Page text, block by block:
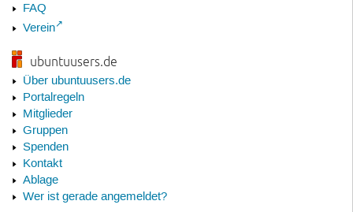
FAQ
Verein
ubuntuusers.de
Über ubuntuusers.de
Portalregeln
Mitglieder
Gruppen
Spenden
Kontakt
Ablage
Wer ist gerade angemeldet?